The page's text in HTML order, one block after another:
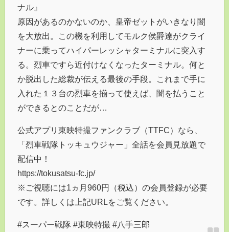
ナル』
原因があるのかないのか、皇帝ゼットがいきなり闇
を大放出。この機を利用してモルク侯爵達がクライ
ナーに乗ってハイパーレッシャターミナルに突入す
る。烈車ですら近付けなくなったターミナル。何と
か脱出した総裁が伝える最後の手段。これまで手に
入れた１３台の烈車を揃って使えば、闇を払うこと
ができるとのことだが…
公式アプリ東映特撮ファンクラブ（TTFC）なら、
「烈車戦隊トッキュウジャー」全話を会員見放題で
配信中！
https://tokusatsu-fc.jp/
※ご視聴には1ヵ月960円（税込）の会員登録が必要
です。詳しくは上記URLをご覧ください。
#スーパー戦隊 #東映特撮 #八手三郎